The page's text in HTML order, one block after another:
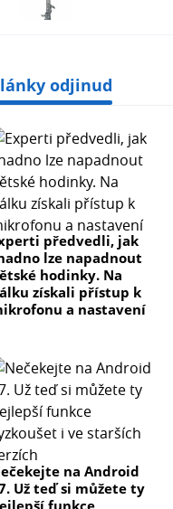
odjinud
předvedli, jak
lze napadnout
hodinky. Na
získali přístup k
a nastavení
na Android
Už teď si můžete ty
funkce